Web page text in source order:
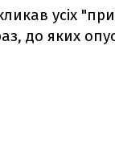
усіх
до яких